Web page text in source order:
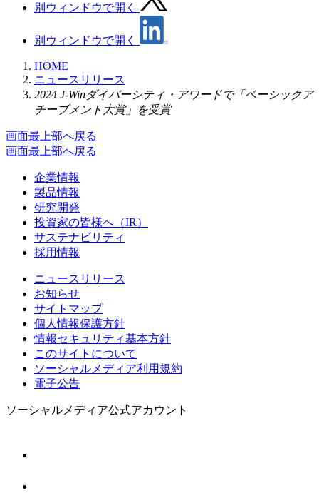
別ウィンドウで開く
別ウィンドウで開く
HOME
ニュースリリース
2024 J-Winダイバーシティ・アワードで「ベーシックア
チーブメント大賞」を受賞
画面最上部へ戻る
画面最上部へ戻る
企業情報
製品情報
研究開発
投資家の皆様へ（IR）
サステナビリティ
採用情報
ニュースリリース
お知らせ
サイトマップ
個人情報保護方針
情報セキュリティ基本方針
このサイトについて
ソーシャルメディア利用規約
電子公告
ソーシャルメディア公式アカウント